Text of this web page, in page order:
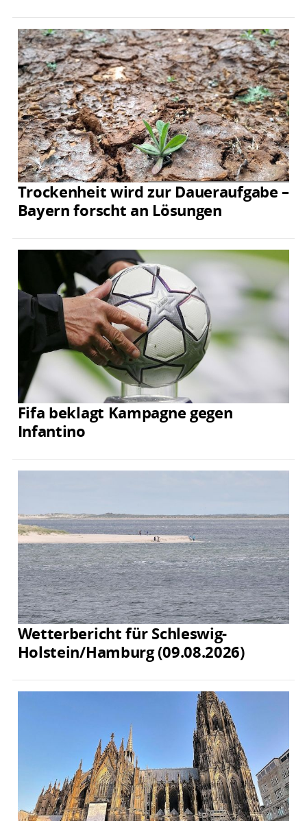
Trockenheit wird zur Daueraufgabe –
Bayern forscht an Lösungen
Fifa beklagt Kampagne gegen
Infantino
Wetterbericht für Schleswig-
Holstein/Hamburg (09.08.2026)